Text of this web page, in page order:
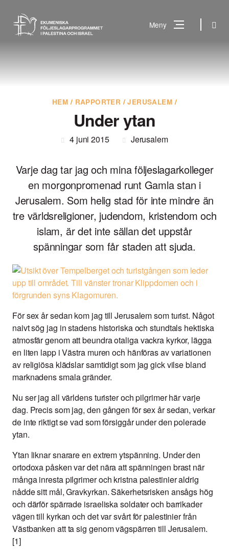
innehåll
Meny Sök
HEM / RAPPORTER /JERUSALEM /
Under ytan
4 juni 2015 Jerusalem
Varje dag tar jag och mina följeslagarkolleger
en morgonpromenad runt Gamla stan i
Jerusalem. Som helig stad för inte mindre än
tre världsreligioner, judendom, kristendom och
islam, är det inte sällan det uppstår
spänningar som får staden att sjuda.
För sex år sedan kom jag till Jerusalem som turist. Något
naivt sög jag in stadens historiska och stundtals hektiska
atmosfär genom att beundra otaliga vackra kyrkor, lägga
en liten lapp i Västra muren och hänföras av variationen
av religiösa klädslar samtidigt som jag gick vilse bland
marknadens smala gränder.
Nu ser jag all världens turister och pilgrimer här varje
dag. Precis som jag, den gången för sex år sedan, verkar
de inte riktigt se vad som försiggår under den polerade
ytan.
Ytan liknar snarare en extrem ytspänning. Under den
ortodoxa påsken var det nära att spänningen brast när
många inresta pilgrimer och kristna palestinier aldrig
nådde sitt mål, Gravkyrkan. Säkerhetsrisken ansågs hög
och därför spärrade israeliska soldater och barrikader
vägen till kyrkan och det var svårt för palestinier från
Västbanken att ta sig genom vägspärren till Jerusalem.
[1]